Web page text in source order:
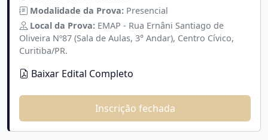
Modalidade da Prova: Presencial
Local da Prova: EMAP - Rua Ernâni Santiago de
Oliveira Nº87 (Sala de Aulas, 3° Andar), Centro Cívico,
Curitiba/PR.
Baixar Edital Completo
Inscrição fechada